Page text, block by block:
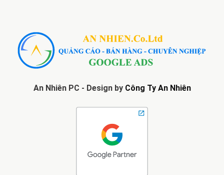
An Nhiên PC - Design by Công Ty An Nhiên